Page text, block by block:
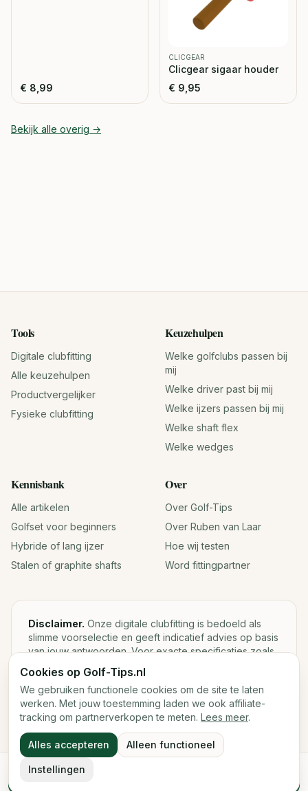
€ 8,99
CLICGEAR
Clicgear sigaar houder
€ 9,95
Bekijk alle overig →
Tools
Digitale clubfitting
Alle keuzehulpen
Productvergelijker
Fysieke clubfitting
Keuzehulpen
Welke golfclubs passen bij
mij
Welke driver past bij mij
Welke ijzers passen bij mij
Welke shaft flex
Welke wedges
Kennisbank
Alle artikelen
Golfset voor beginners
Hybride of lang ijzer
Stalen of graphite shafts
Over
Over Golf-Tips
Over Ruben van Laar
Hoe wij testen
Word fittingpartner
Disclaimer. Onze digitale clubfitting is bedoeld als
slimme voorselectie en geeft indicatief advies op basis
van jouw antwoorden. Voor exacte specificaties zoals
loft, lie, shaftgewicht en swingweight blijft een fysieke
fitting met launch monitor de beste keuze.
2026Golf-Tips.nl — Het slimste golfadviesplatform van
Nederland.
Cookies op Golf-Tips.nl
We gebruiken functionele cookies om de site te laten
werken. Met jouw toestemming laden we ook affiliate-
tracking om partnerverkopen te meten. Lees meer.
Alles accepteren Alleen functioneel
Instellingen